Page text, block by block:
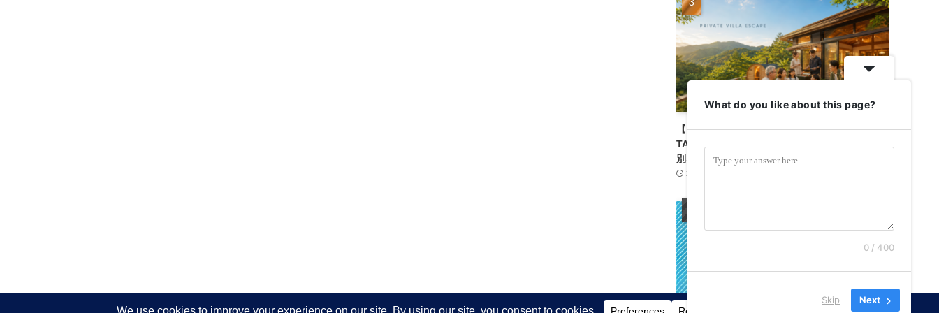
【失敗しない贅沢旅】一棟貸しコテージ予約は
TABILMOで決まり！家族も仲間も笑顔になる特
別な休日
2026-07-25
What do you like about this page?
0 / 400
Skip Next